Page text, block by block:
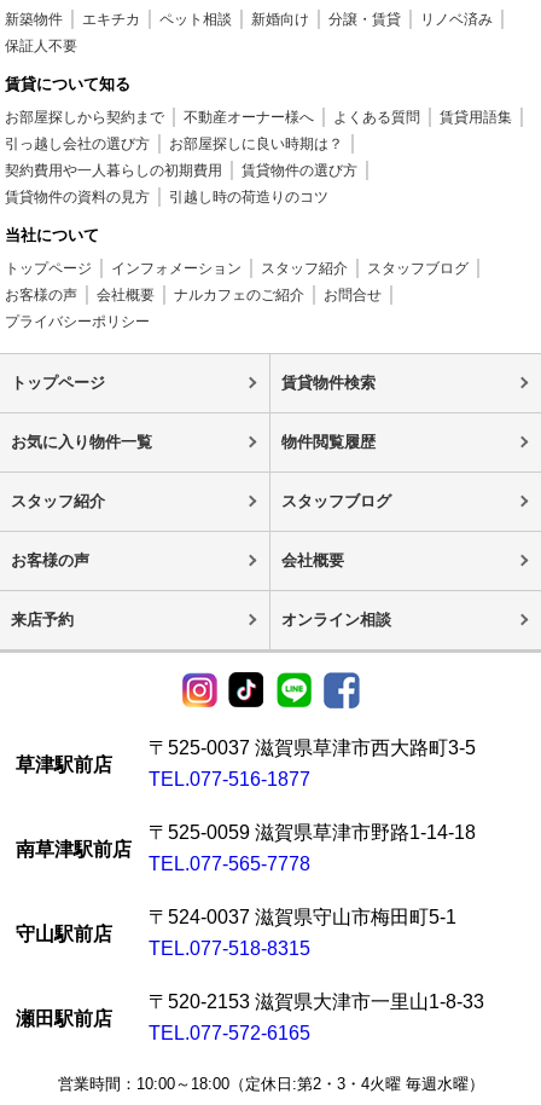
新築物件 エキチカ ペット相談 新婚向け 分譲・賃貸
リノベ済み
保証人不要
賃貸について知る
お部屋探しから契約まで 不動産オーナー様へ よくある質問
賃貸用語集
引っ越し会社の選び方
お部屋探しに良い時期は？
契約費用や一人暮らしの初期費用
賃貸物件の選び方
賃貸物件の資料の見方
引越し時の荷造りのコツ
当社について
トップページ インフォメーション スタッフ紹介
スタッフブログ
お客様の声
会社概要 ナルカフェのご紹介
お問合せ
プライバシーポリシー
トップページ 賃貸物件検索
お気に入り物件一覧 物件閲覧履歴
スタッフ紹介 スタッフブログ
お客様の声 会社概要
来店予約 オンライン相談
草津駅前店
〒525-0037 滋賀県草津市西大路町3-5
TEL.077-516-1877
南草津駅前店
〒525-0059 滋賀県草津市野路1-14-18
TEL.077-565-7778
守山駅前店
〒524-0037 滋賀県守山市梅田町5-1
TEL.077-518-8315
瀬田駅前店
〒520-2153 滋賀県大津市一里山1-8-33
TEL.077-572-6165
営業時間：10:00～18:00（定休日:第2・3・4火曜 毎週水曜）